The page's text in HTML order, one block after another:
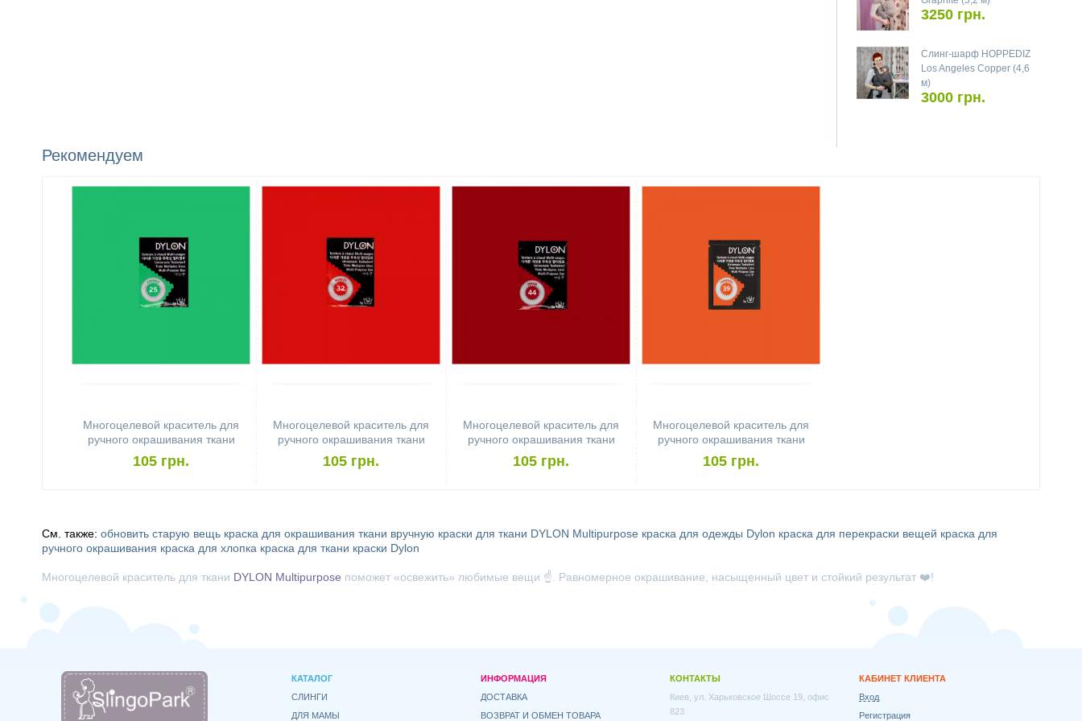
3250 грн.
Слинг-шарф HOPPEDIZ
Los Angeles Copper (4,6
м)
3000 грн.
Рекомендуем
Многоцелевой краситель для
ручного окрашивания ткани
DYLON Multipurpose Emerald
105 грн.
Многоцелевой краситель для
ручного окрашивания ткани
DYLON Multipurpose Scarlet
105 грн.
Многоцелевой краситель для
ручного окрашивания ткани
DYLON Multipurpose Cerise
105 грн.
Многоцелевой краситель для
ручного окрашивания ткани
DYLON Multipurpose
Tangerine
105 грн.
См. также: обновить старую вещь краска для окрашивания ткани вручную краски для ткани DYLON Multipurpose краска для одежды Dylon краска для перекраски вещей краска для
ручного окрашивания краска для хлопка краска для ткани краски Dylon
Многоцелевой краситель для ткани DYLON Multipurpose поможет «освежить» любимые вещи ☝️. Равномерное окрашивание, насыщенный цвет и стойкий результат ❤️!
КАТАЛОГ
СЛИНГИ
ДЛЯ МАМЫ
ИНФОРМАЦИЯ
ДОСТАВКА
ВОЗВРАТ И ОБМЕН ТОВАРА
КОНТАКТЫ
Киев, ул. Харьковское Шоссе 19, офис
823
КАБИНЕТ КЛИЕНТА
Вход
Регистрация